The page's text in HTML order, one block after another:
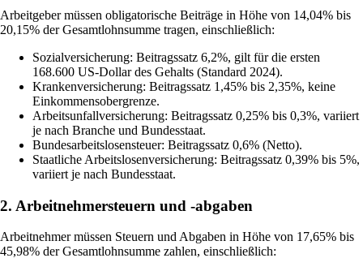
Arbeitgeber müssen obligatorische Beiträge in Höhe von 14,04% bis
20,15% der Gesamtlohnsumme tragen, einschließlich:
Sozialversicherung: Beitragssatz 6,2%, gilt für die ersten
168.600 US-Dollar des Gehalts (Standard 2024).
Krankenversicherung: Beitragssatz 1,45% bis 2,35%, keine
Einkommensobergrenze.
Arbeitsunfallversicherung: Beitragssatz 0,25% bis 0,3%, variiert
je nach Branche und Bundesstaat.
Bundesarbeitslosensteuer: Beitragssatz 0,6% (Netto).
Staatliche Arbeitslosenversicherung: Beitragssatz 0,39% bis 5%,
variiert je nach Bundesstaat.
2. Arbeitnehmersteuern und -abgaben
Arbeitnehmer müssen Steuern und Abgaben in Höhe von 17,65% bis
45,98% der Gesamtlohnsumme zahlen, einschließlich: